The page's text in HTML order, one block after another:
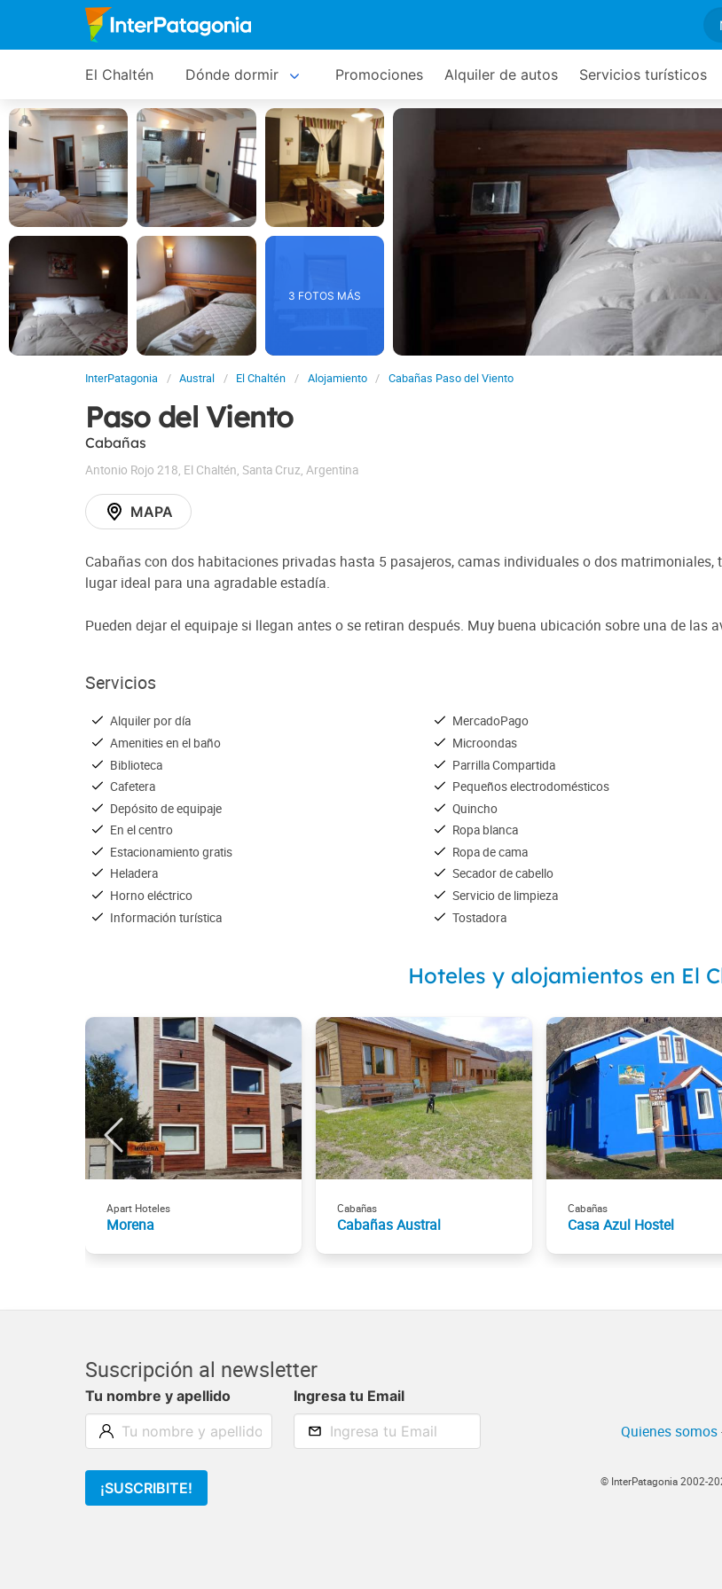
El Chaltén Dónde dormir Promociones Alquiler de autos Servicios turísticos
3 FOTOS MÁS
InterPatagonia Austral El Chaltén Alojamiento Cabañas Paso del Viento
Paso del Viento
Cabañas
Antonio Rojo 218, El Chaltén, Santa Cruz, Argentina
MAPA
Cabañas con dos habitaciones privadas hasta 5 pasajeros, camas individuales o dos
lugar ideal para una agradable estadía.
Pueden dejar el equipaje si llegan antes o se retiran después. Muy buena ubicación sobre una de las
Servicios
Alquiler por día
Amenities en el baño
Biblioteca
Cafetera
Depósito de equipaje
En el centro
Estacionamiento gratis
Heladera
Horno eléctrico
Información turística
MercadoPago
Microondas
Parrilla Compartida
Pequeños electrodomésticos
Quincho
Ropa blanca
Ropa de cama
Secador de cabello
Servicio de limpieza
Tostadora
Hoteles y alojamientos en El
Apart Hoteles
Morena
Cabañas
Cabañas Austral
Cabañas
Casa Azul Hostel
Suscripción al newsletter
Tu nombre y apellido Ingresa tu Email
¡SUSCRIBITE!
Quienes somos
© InterPatagonia 2002-